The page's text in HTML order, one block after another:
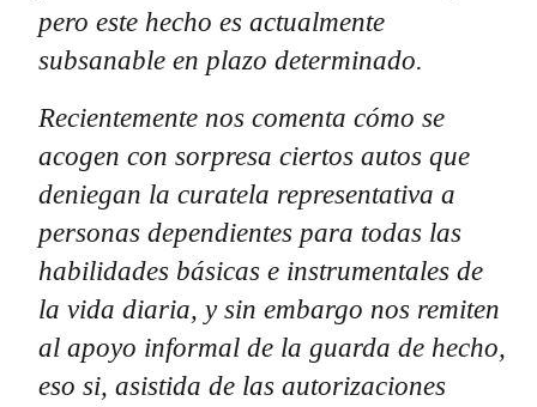
pero este hecho es actualmente
subsanable en plazo determinado.
Recientemente nos comenta cómo se
acogen con sorpresa ciertos autos que
deniegan la curatela representativa a
personas dependientes para todas las
habilidades básicas e instrumentales de
la vida diaria, y sin embargo nos remiten
al apoyo informal de la guarda de hecho,
eso si, asistida de las autorizaciones